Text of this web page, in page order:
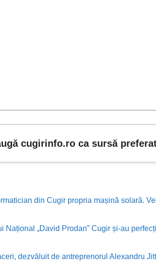
cugirinfo.ro ca sursă
din Cugir propria mașină solară.
Național „David Prodan” Cugir și-au
dezvăluit de antreprenorul Alexandru